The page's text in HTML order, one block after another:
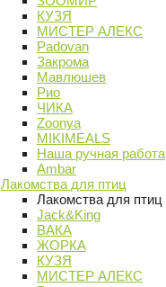
КУЗЯ
МИСТЕР АЛЕКС
Padovan
Закрома
Мавлюшев
Рио
ЧИКА
Zoonya
MIKIMEALS
Наша ручная работа
Ambar
Лакомства для птиц
Лакомства для птиц
Jack&King
ВАКА
ЖОРКА
КУЗЯ
МИСТЕР АЛЕКС